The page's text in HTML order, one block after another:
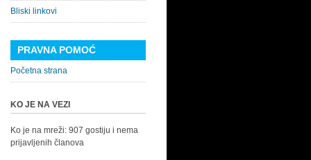
Bliski linkovi
PRAVNA POMOĆ
Početna strana
KO JE NA VEZI
Ko je na mreži: 907 gostiju i nema
prijavljenih članova